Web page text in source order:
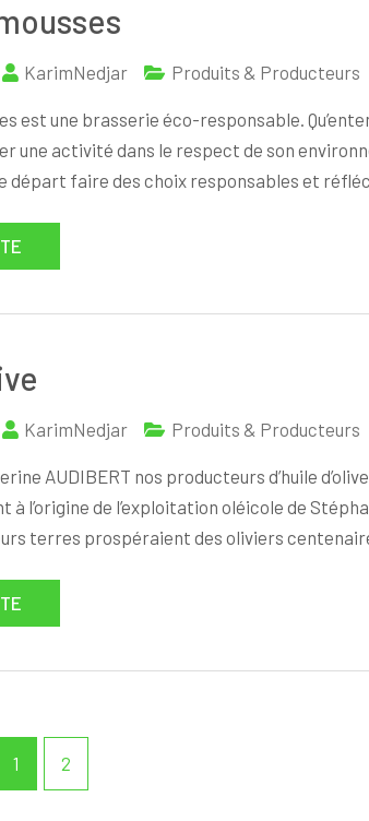
KarimNedjar Produits & Producteurs
est une brasserie éco-responsable.
une activité dans le respect de son
départ faire des choix responsables et
KarimNedjar Produits & Producteurs
AUDIBERT nos producteurs d’huile
à l’origine de l’exploitation oléicole de
terres prospéraient des oliviers
1 2